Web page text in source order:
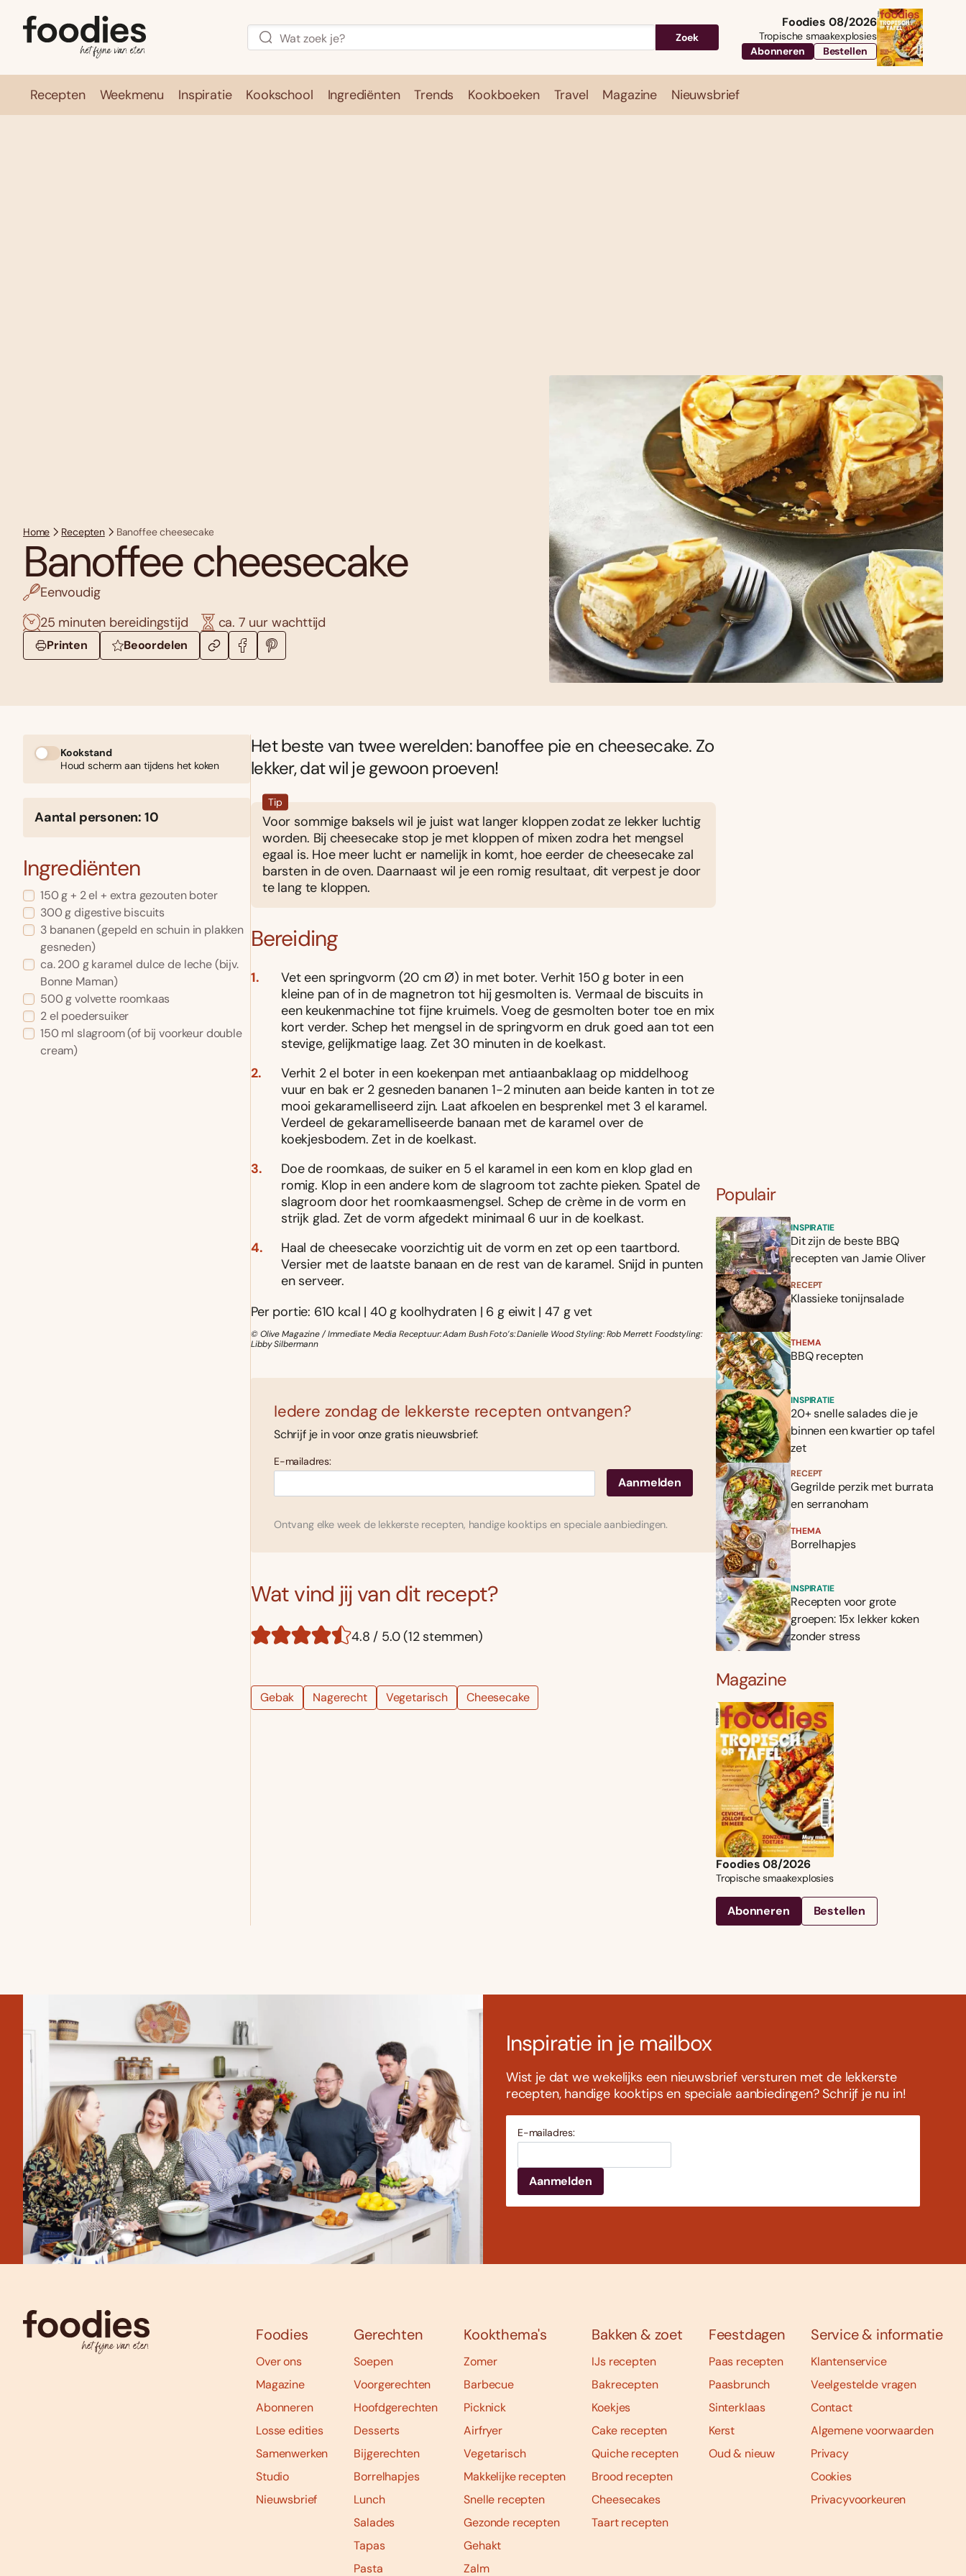
Zoek
Foodies 08/2026
Tropische smaakexplosies
Abonneren
Bestellen
Recepten Weekmenu Inspiratie Kookschool Ingrediënten Trends Kookboeken Travel Magazine Nieuwsbrief
Home Recepten Banoffee cheesecake
Banoffee cheesecake
Eenvoudig
25 minuten bereidingstijd
ca. 7 uur wachttijd
Printen Beoordelen
Kookstand
Houd scherm aan tijdens het koken
Aantal personen: 10
Ingrediënten
150 g + 2 el + extra gezouten boter
300 g digestive biscuits
3 bananen (gepeld en schuin in plakken
gesneden)
ca. 200 g karamel dulce de leche (bijv.
Bonne Maman)
500 g volvette roomkaas
2 el poedersuiker
150 ml slagroom (of bij voorkeur double
cream)
Het beste van twee werelden: banoffee pie en cheesecake. Zo
lekker, dat wil je gewoon proeven!
Tip
Voor sommige baksels wil je juist wat langer kloppen zodat ze lekker luchtig
worden. Bij cheesecake stop je met kloppen of mixen zodra het mengsel
egaal is. Hoe meer lucht er namelijk in komt, hoe eerder de cheesecake zal
barsten in de oven. Daarnaast wil je een romig resultaat, dit verpest je door
te lang te kloppen.
Bereiding
Vet een springvorm (20 cm Ø) in met boter. Verhit 150 g boter in een
kleine pan of in de magnetron tot hij gesmolten is. Vermaal de biscuits in
een keukenmachine tot fijne kruimels. Voeg de gesmolten boter toe en mix
kort verder. Schep het mengsel in de springvorm en druk goed aan tot een
stevige, gelijkmatige laag. Zet 30 minuten in de koelkast.
Verhit 2 el boter in een koekenpan met antiaanbaklaag op middelhoog
vuur en bak er 2 gesneden bananen 1-2 minuten aan beide kanten in tot ze
mooi gekaramelliseerd zijn. Laat afkoelen en besprenkel met 3 el karamel.
Verdeel de gekaramelliseerde banaan met de karamel over de
koekjesbodem. Zet in de koelkast.
Doe de roomkaas, de suiker en 5 el karamel in een kom en klop glad en
romig. Klop in een andere kom de slagroom tot zachte pieken. Spatel de
slagroom door het roomkaasmengsel. Schep de crème in de vorm en
strijk glad. Zet de vorm afgedekt minimaal 6 uur in de koelkast.
Haal de cheesecake voorzichtig uit de vorm en zet op een taartbord.
Versier met de laatste banaan en de rest van de karamel. Snijd in punten
en serveer.
Per portie: 610 kcal | 40 g koolhydraten | 6 g eiwit | 47 g vet
© Olive Magazine / Immediate Media Receptuur: Adam Bush Foto’s: Danielle Wood Styling: Rob Merrett Foodstyling:
Libby Silbermann
Iedere zondag de lekkerste recepten ontvangen?
Schrijf je in voor onze gratis nieuwsbrief:
E-mailadres:
Ontvang elke week de lekkerste recepten, handige kooktips en speciale aanbiedingen.
Wat vind jij van dit recept?
4.8 / 5.0 (12 stemmen)
Gebak Nagerecht Vegetarisch Cheesecake
Populair
INSPIRATIE
Dit zijn de beste BBQ
recepten van Jamie Oliver
RECEPT
Klassieke tonijnsalade
THEMA
BBQ recepten
INSPIRATIE
20+ snelle salades die je
binnen een kwartier op tafel
zet
RECEPT
Gegrilde perzik met burrata
en serranoham
THEMA
Borrelhapjes
INSPIRATIE
Recepten voor grote
groepen: 15x lekker koken
zonder stress
Magazine
Foodies 08/2026
Tropische smaakexplosies
Abonneren Bestellen
Inspiratie in je mailbox
Wist je dat we wekelijks een nieuwsbrief versturen met de lekkerste
recepten, handige kooktips en speciale aanbiedingen? Schrijf je nu in!
E-mailadres:
Foodies
Over ons
Magazine
Abonneren
Losse edities
Samenwerken
Studio
Nieuwsbrief
Gerechten
Soepen
Voorgerechten
Hoofdgerechten
Desserts
Bijgerechten
Borrelhapjes
Lunch
Salades
Tapas
Pasta
Kookthema's
Zomer
Barbecue
Picknick
Airfryer
Vegetarisch
Makkelijke recepten
Snelle recepten
Gezonde recepten
Gehakt
Zalm
Bakken & zoet
IJs recepten
Bakrecepten
Koekjes
Cake recepten
Quiche recepten
Brood recepten
Cheesecakes
Taart recepten
Feestdagen
Paas recepten
Paasbrunch
Sinterklaas
Kerst
Oud & nieuw
Service & informatie
Klantenservice
Veelgestelde vragen
Contact
Algemene voorwaarden
Privacy
Cookies
Privacyvoorkeuren